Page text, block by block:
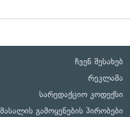
ჩვენ შესახებ
რეკლამა
სარედაქციო კოდექსი
მასალის გამოყენების პირობები